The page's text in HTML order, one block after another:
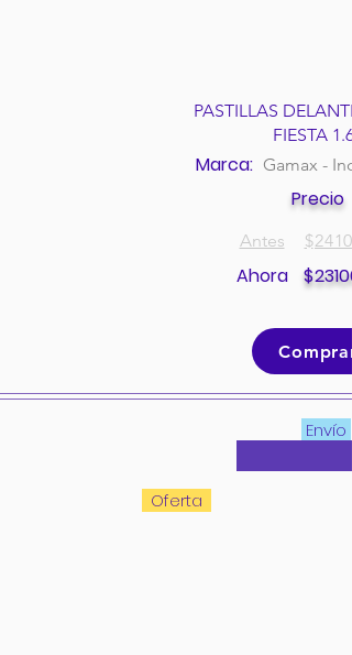
PASTILLAS
FIESTA 1.6L
Marca: Gamax -
Precio
Antes $
Ahora $
Comprar
Envío
Oferta